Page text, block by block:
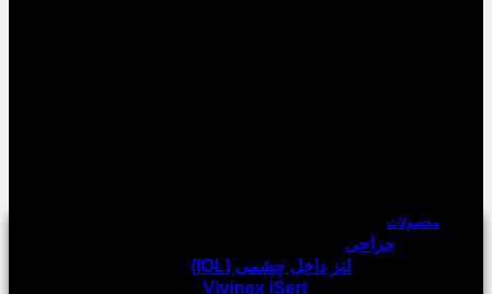
محصولات
جراحی
لنز داخل چشمی (IOL)
Vivinex iSert